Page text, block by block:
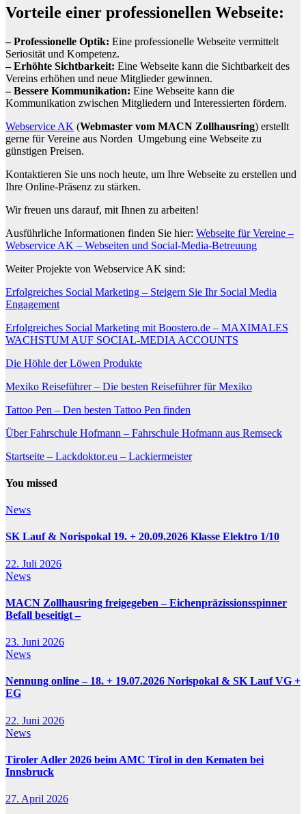
Vorteile einer professionellen Webseite:
– Professionelle Optik: Eine professionelle Webseite vermittelt
Seriosität und Kompetenz.
– Erhöhte Sichtbarkeit: Eine Webseite kann die Sichtbarkeit des
Vereins erhöhen und neue Mitglieder gewinnen.
– Bessere Kommunikation: Eine Webseite kann die
Kommunikation zwischen Mitgliedern und Interessierten fördern.
Webservice AK (Webmaster vom MACN Zollhausring) erstellt
gerne für Vereine aus Norden Umgebung eine Webseite zu
günstigen Preisen.
Kontaktieren Sie uns noch heute, um Ihre Webseite zu erstellen und
Ihre Online-Präsenz zu stärken.
Wir freuen uns darauf, mit Ihnen zu arbeiten!
Ausführliche Informationen finden Sie hier: Webseite für Vereine –
Webservice AK – Webseiten und Social-Media-Betreuung
Weiter Projekte von Webservice AK sind:
Erfolgreiches Social Marketing – Steigern Sie Ihr Social Media
Engagement
Erfolgreiches Social Marketing mit Boostero.de – MAXIMALES
WACHSTUM AUF SOCIAL-MEDIA ACCOUNTS
Die Höhle der Löwen Produkte
Mexiko Reiseführer – Die besten Reiseführer für Mexiko
Tattoo Pen – Den besten Tattoo Pen finden
Über Fahrschule Hofmann – Fahrschule Hofmann aus Remseck
Startseite – Lackdoktor.eu – Lackiermeister
You missed
News
SK Lauf & Norispokal 19. + 20.09.2026 Klasse Elektro 1/10
22. Juli 2026
News
MACN Zollhausring freigegeben – Eichenpräzissionsspinner
Befall beseitigt –
23. Juni 2026
News
Nennung online – 18. + 19.07.2026 Norispokal & SK Lauf VG +
EG
22. Juni 2026
News
Tiroler Adler 2026 beim AMC Tirol in den Kematen bei
Innsbruck
27. April 2026